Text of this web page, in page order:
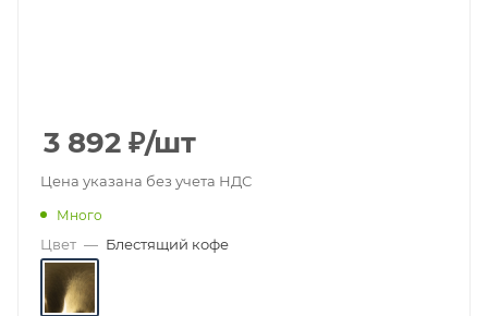
3 892 ₽/шт
Цена указана без учета НДС
Много
Цвет — Блестящий кофе